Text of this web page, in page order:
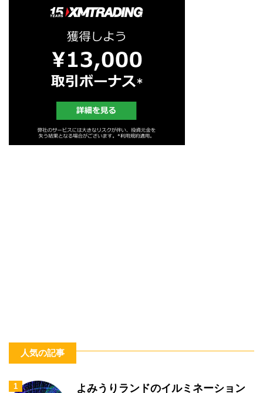
人気の記事
1
よみうりランドのイルミネーション